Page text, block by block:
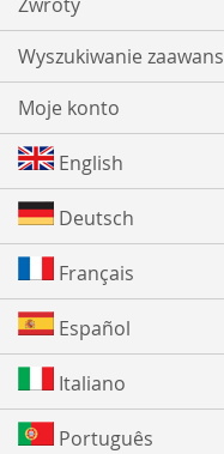
Wyszukiwanie
Moje konto
English
Deutsch
Français
Español
Italiano
Português